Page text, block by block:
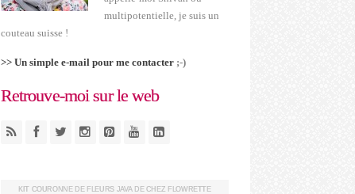
multipotentielle, je suis un
couteau suisse !
>> Un simple e-mail pour me contacter;-)
Retrouve-moi sur le web
KIT COURONNE DE FLEURS JAVA DE CHEZ FLOWRETTE